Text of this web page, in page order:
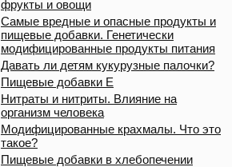
фрукты и овощи
Самые вредные и опасные продукты и
пищевые добавки. Генетически
модифицированные продукты питания
Давать ли детям кукурузные палочки?
Пищевые добавки Е
Нитраты и нитриты. Влияние на
организм человека
Модифицированные крахмалы. Что это
такое?
Пищевые добавки в хлебопечении